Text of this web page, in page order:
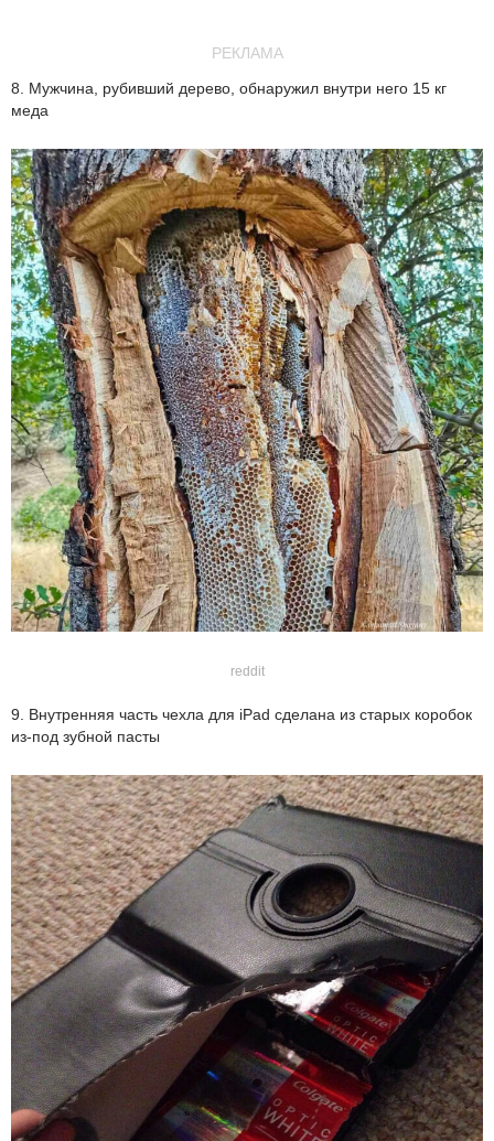
РЕКЛАМА
8. Мужчина, рубивший дерево, обнаружил внутри него 15 кг
меда
reddit
9. Внутренняя часть чехла для iPad сделана из старых коробок
из-под зубной пасты